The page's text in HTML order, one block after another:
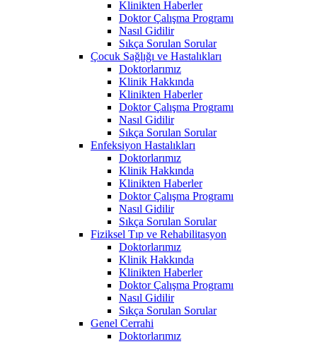
Klinikten Haberler
Doktor Çalışma Programı
Nasıl Gidilir
Sıkça Sorulan Sorular
Çocuk Sağlığı ve Hastalıkları
Doktorlarımız
Klinik Hakkında
Klinikten Haberler
Doktor Çalışma Programı
Nasıl Gidilir
Sıkça Sorulan Sorular
Enfeksiyon Hastalıkları
Doktorlarımız
Klinik Hakkında
Klinikten Haberler
Doktor Çalışma Programı
Nasıl Gidilir
Sıkça Sorulan Sorular
Fiziksel Tıp ve Rehabilitasyon
Doktorlarımız
Klinik Hakkında
Klinikten Haberler
Doktor Çalışma Programı
Nasıl Gidilir
Sıkça Sorulan Sorular
Genel Cerrahi
Doktorlarımız